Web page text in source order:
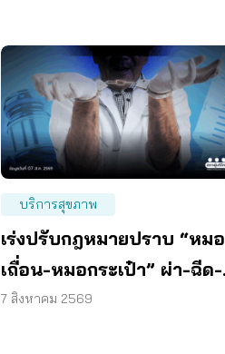
บริการสุขภาพ
เร่งปรับกฎหมายปราบ “หมอ
เถื่อน-หมอกระเป๋า” ผ่า-ฉีด-
จ่ายยา ไม่มีความรู้
7 สิงหาคม 2569